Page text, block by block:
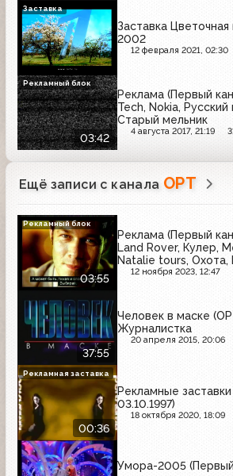
Заставка
2002
12 февраля 2021, 02:30
Заставка
03:42
Реклама (Первый
Tech, Nokia,
Старый мельник
4 августа 2017, 21:19
Рекламный блок
Ещё записи с канала ОРТ
03:55
Реклама (Первый
Land Rover, Кулер,
Natalie tours, Охота,
Mitsubishi, Bavaria,
12 ноября 2023, 12:47
Рекламный блок
37:55
Человек в маске
Журналистка
20 апреля 2015, 20:06
00:36
Рекламные
03.10.1997)
18 октября 2020, 18:09
Рекламная заставка
Умора-2005 (Первый